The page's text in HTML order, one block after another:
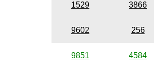
1529 3866
9602 256
9851 4584